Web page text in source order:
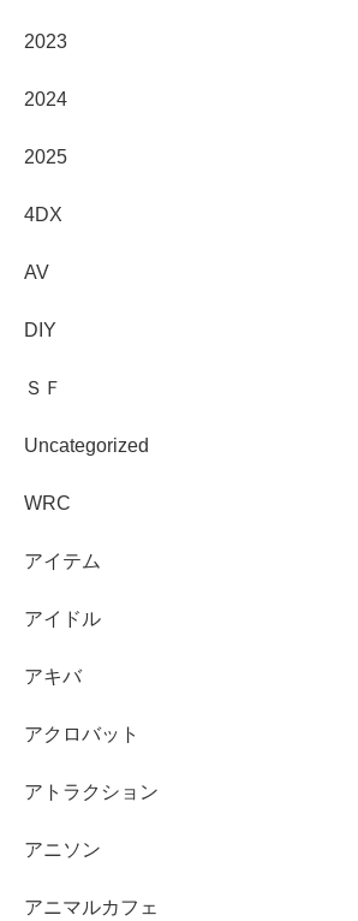
2023
2024
2025
4DX
AV
DIY
ＳＦ
Uncategorized
WRC
アイテム
アイドル
アキバ
アクロバット
アトラクション
アニソン
アニマルカフェ